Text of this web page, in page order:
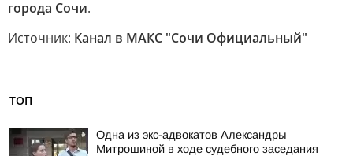
города Сочи.
Источник: Канал в МАКС "Сочи Официальный"
ТОП
Одна из экс-адвокатов Александры
Митрошиной в ходе судебного заседания